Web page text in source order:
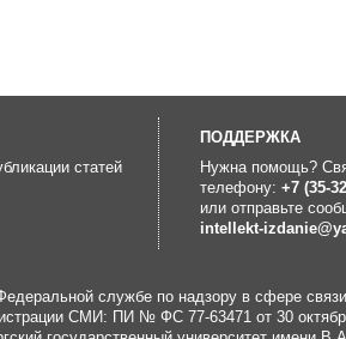
статей
ПOДДЕРЖКА
Нужна помощь?
телефону: +7 (35-
или отправьте
intellekt-
службе по надзору в сфере
СМИ: ПИ № ФС 77-63471 от 30